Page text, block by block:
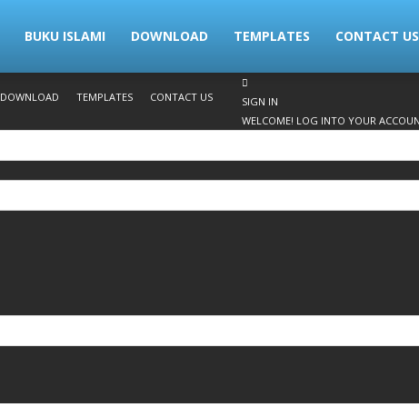
BUKU ISLAMI DOWNLOAD TEMPLATES CONTACT US
DOWNLOAD TEMPLATES CONTACT US
SIGN IN
WELCOME! LOG INTO YOUR